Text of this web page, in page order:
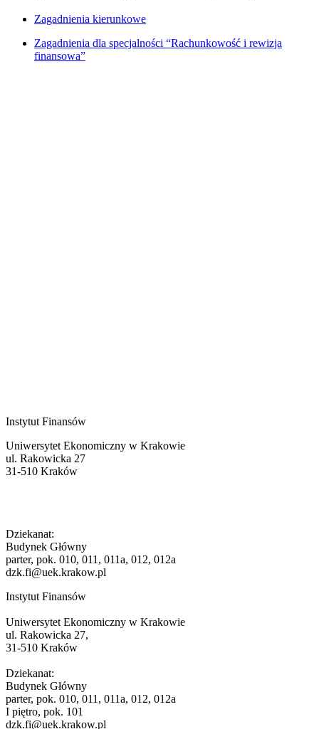
Zagadnienia kierunkowe
Zagadnienia dla specjalności “Rachunkowość i rewizja
finansowa”
Instytut Finansów
Uniwersytet Ekonomiczny w Krakowie
ul. Rakowicka 27
31-510 Kraków
Dziekanat:
Budynek Główny
parter, pok. 010, 011, 011a, 012, 012a
dzk.fi@uek.krakow.pl
Instytut Finansów
Uniwersytet Ekonomiczny w Krakowie
ul. Rakowicka 27,
31-510 Kraków
Dziekanat:
Budynek Główny
parter, pok. 010, 011, 011a, 012, 012a
I piętro, pok. 101
dzk.fi@uek.krakow.pl